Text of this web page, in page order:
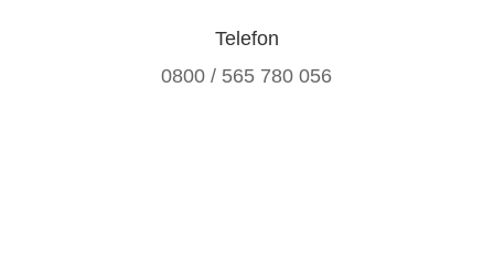
Telefon
0800 / 565 780 056